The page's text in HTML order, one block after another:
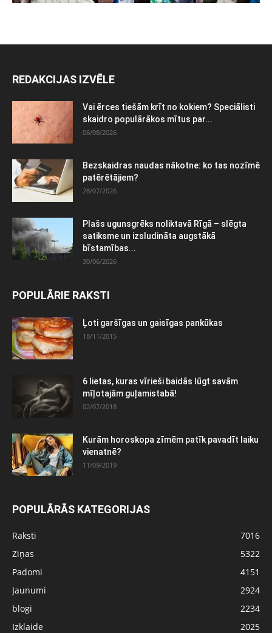
REDAKCIJAS IZVĒLE
Vai ērces tiešām krīt no kokiem? Speciālisti
skaidro populārākos mītus par...
06/08/2026
Bezskaidras naudas nākotne: ko tas nozīmē
patērētājiem?
28/07/2026
Plašs ugunsgrēks noliktavā Rīgā – slēgta
satiksme un izsludināta augstākā
bīstamības...
30/06/2026
POPULĀRIE RAKSTI
Ļoti garšīgas un gaisīgas pankūkas
18/11/2015
6 lietas, kuras vīrieši baidās lūgt savām
mīļotajām guļamistabā!
02/07/2018
Kurām horoskopa zīmēm patīk pavadīt laiku
vienatnē?
11/09/2019
POPULĀRĀS KATEGORIJAS
Raksti
7016
Ziņas
5322
Padomi
4151
Jaunumi
2924
blogi
2234
Izklaide
2025